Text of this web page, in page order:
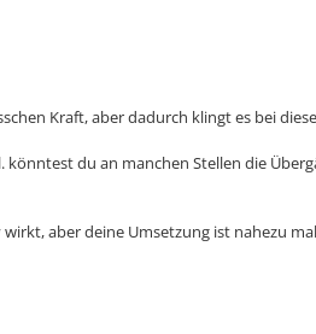
Kraft, aber dadurch klingt es bei
könntest du an manchen Stellen die
aber deine Umsetzung ist nahezu